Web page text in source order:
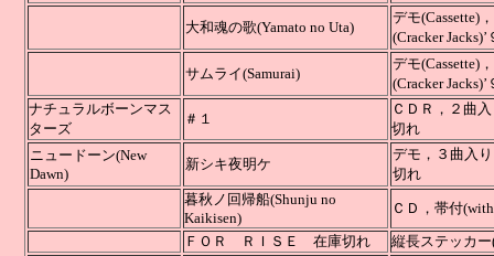
大和魂の歌(Yamato no Uta)
デモ(Cassette)
(Cracker
サムライ(Samurai)
デモ(Cassette)
(Cracker
ナチュラルボーンマス
ターズ
＃１
ＣＤ
切れ
ニュードーン(New
Dawn)
新シキ夜明ケ
デモ，３
切れ
暮秋ノ回帰船(Shunju no
Kaikisen)
ＣＤ，帯付
ＦＯＲ ＲＩＳＥ 在庫切れ
縦長ステッカ